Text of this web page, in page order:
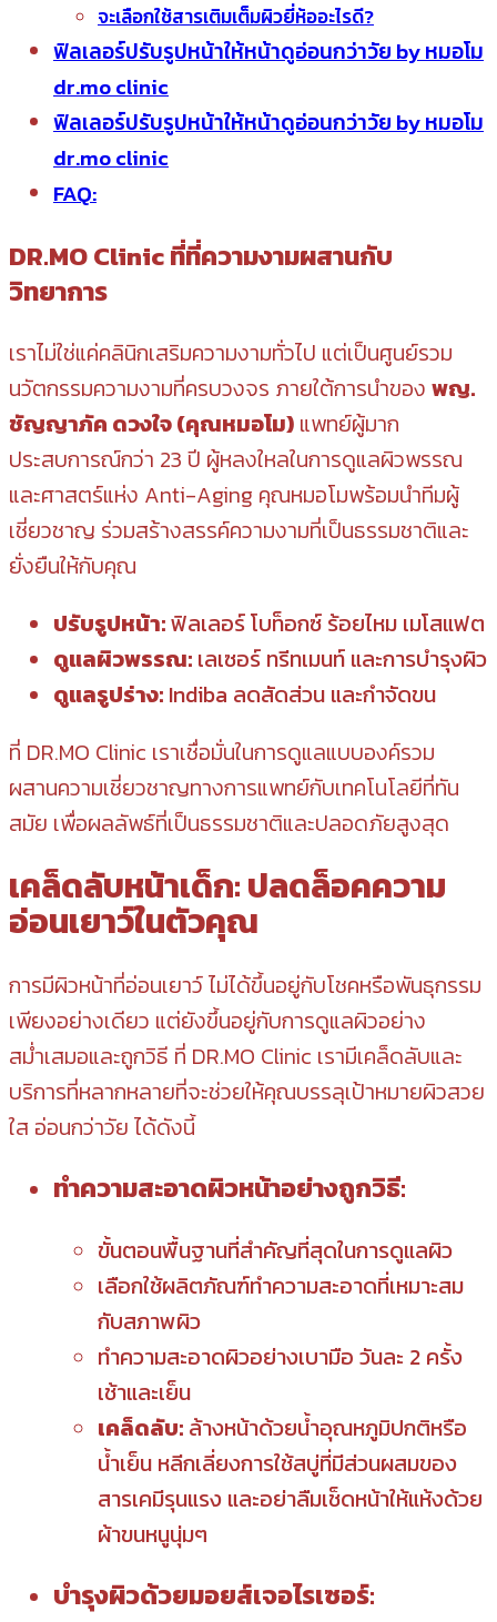
จะเลือกใช้สารเติมเต็มผิวยี่ห้ออะไรดี?
ฟิลเลอร์ปรับรูปหน้าให้หน้าดูอ่อนกว่าวัย by หมอโม
dr.mo clinic
ฟิลเลอร์ปรับรูปหน้าให้หน้าดูอ่อนกว่าวัย by หมอโม
dr.mo clinic
FAQ:
DR.MO Clinic ที่ที่ความงามผสานกับ
วิทยาการ
เราไม่ใช่แค่คลินิกเสริมความงามทั่วไป แต่เป็นศูนย์รวม
นวัตกรรมความงามที่ครบวงจร ภายใต้การนำของ พญ.
ชัญญาภัค ดวงใจ (คุณหมอโม) แพทย์ผู้มาก
ประสบการณ์กว่า 23 ปี ผู้หลงใหลในการดูแลผิวพรรณ
และศาสตร์แห่ง Anti-Aging คุณหมอโมพร้อมนำทีมผู้
เชี่ยวชาญ ร่วมสร้างสรรค์ความงามที่เป็นธรรมชาติและ
ยั่งยืนให้กับคุณ
ปรับรูปหน้า:ฟิลเลอร์ โบท็อกซ์ ร้อยไหม เมโสแฟต
ดูแลผิวพรรณ: เลเซอร์ ทรีทเมนท์ และการบำรุงผิว
ดูแลรูปร่าง: Indiba ลดสัดส่วน และกำจัดขน
ที่ DR.MO Clinic เราเชื่อมั่นในการดูแลแบบองค์รวม
ผสานความเชี่ยวชาญทางการแพทย์กับเทคโนโลยีที่ทัน
สมัย เพื่อผลลัพธ์ที่เป็นธรรมชาติและปลอดภัยสูงสุด
เคล็ดลับหน้าเด็ก: ปลดล็อคความ
อ่อนเยาว์ในตัวคุณ
การมีผิวหน้าที่อ่อนเยาว์ ไม่ได้ขึ้นอยู่กับโชคหรือพันธุกรรม
เพียงอย่างเดียว แต่ยังขึ้นอยู่กับการดูแลผิวอย่าง
สม่ำเสมอและถูกวิธี ที่ DR.MO Clinic เรามีเคล็ดลับและ
บริการที่หลากหลายที่จะช่วยให้คุณบรรลุเป้าหมายผิวสวย
ใส อ่อนกว่าวัย ได้ดังนี้
ทำความสะอาดผิวหน้าอย่างถูกวิธี:
ขั้นตอนพื้นฐานที่สำคัญที่สุดในการดูแลผิว
เลือกใช้ผลิตภัณฑ์ทำความสะอาดที่เหมาะสม
กับสภาพผิว
ทำความสะอาดผิวอย่างเบามือ วันละ 2 ครั้ง
เช้าและเย็น
เคล็ดลับ: ล้างหน้าด้วยน้ำอุณหภูมิปกติหรือ
น้ำเย็น หลีกเลี่ยงการใช้สบู่ที่มีส่วนผสมของ
สารเคมีรุนแรง และอย่าลืมเช็ดหน้าให้แห้งด้วย
ผ้าขนหนูนุ่มๆ
บำรุงผิวด้วยมอยส์เจอไรเซอร์: